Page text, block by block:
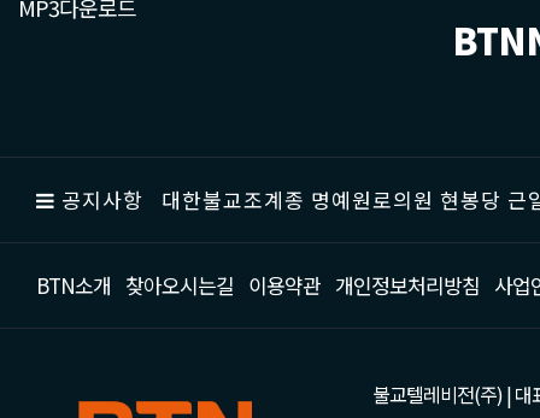
MP3다운로드
공지사항 대한불교조계종 명예원로의원 현봉당
BTN소개 찾아오시는길 이용약관 개인정보처리방침 사업
불교텔레비전(주) | 대